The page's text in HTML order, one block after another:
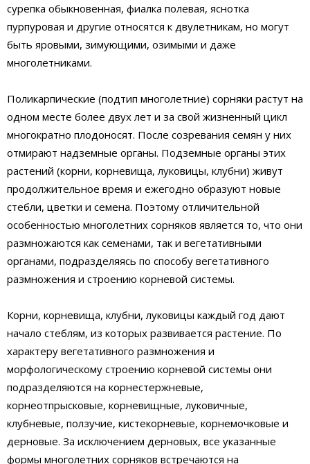
сурепка обыкновенная, фиалка полевая, яснотка
пурпуровая и другие относятся к двулетникам, но могут
быть яровыми, зимующими, озимыми и даже
многолетниками.
Поликарпические (подтип многолетние) сорняки растут на
одном месте более двух лет и за свой жизненный цикл
многократно плодоносят. После созревания семян у них
отмирают надземные органы. Подземные органы этих
растений (корни, корневища, луковицы, клубни) живут
продолжительное время и ежегодно образуют новые
стебли, цветки и семена. Поэтому отличительной
особенностью многолетних сорняков является то, что они
размножаются как семенами, так и вегетативными
органами, подразделяясь по способу вегетативного
размножения и строению корневой системы.
Корни, корневища, клубни, луковицы каждый год дают
начало стеблям, из которых развивается растение. По
характеру вегетативного размножения и
морфологическому строению корневой системы они
подразделяются на корнестержневые,
корнеотпрысковые, корневищные, луковичные,
клубневые, ползучие, кистекорневые, корнемочковые и
дерновые. За исключением дерновых, все указанные
формы многолетних сорняков встречаются на